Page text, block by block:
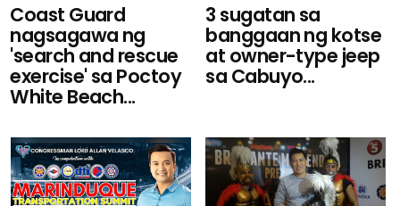
Coast Guard
nagsagawa ng
'search and rescue
exercise' sa Poctoy
White Beach...
3 sugatan sa
banggaan ng kotse
at owner-type jeep
sa Cabuyo...